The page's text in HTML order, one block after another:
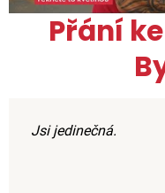
Přání
Jsi jedinečná.